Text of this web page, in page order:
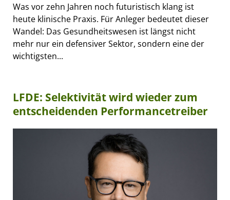
Was vor zehn Jahren noch futuristisch klang ist
heute klinische Praxis. Für Anleger bedeutet dieser
Wandel: Das Gesundheitswesen ist längst nicht
mehr nur ein defensiver Sektor, sondern eine der
wichtigsten...
LFDE: Selektivität wird wieder zum
entscheidenden Performancetreiber